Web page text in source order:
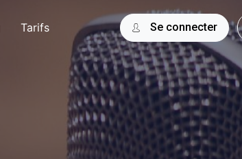
Tarifs Se connecter